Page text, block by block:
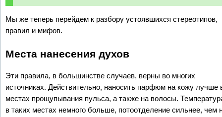
Мы же теперь перейдем к разбору устоявшихся стереотипов,
правил и мифов.
Места нанесения духов
Эти правила, в большинстве случаев, верны во многих
источниках. Действительно, наносить парфюм на кожу лучше
местах прощупывания пульса, а также на волосы.
в таких местах немного больше, потоотделение сильнее, чем